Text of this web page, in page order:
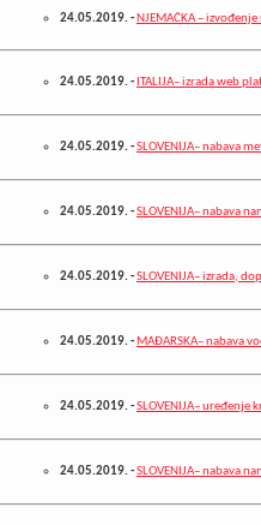
24.05.2019.- NJEMAČKA –
24.05.2019.-ITALIJA– izrada web
24.05.2019.-SLOVENIJA– nabava
24.05.2019.-SLOVENIJA– nabava
24.05.2019.-SLOVENIJA– izrada,
24.05.2019.- MAĐARSKA– nabava
24.05.2019.-SLOVENIJA– uređenje
24.05.2019.-SLOVENIJA– nabava